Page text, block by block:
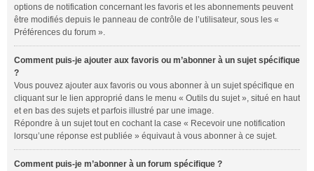
options de notification concernant les favoris et les abonnements peuvent
être modifiés depuis le panneau de contrôle de l’utilisateur, sous les «
Préférences du forum ».
Comment puis-je ajouter aux favoris ou m’abonner à un sujet spécifique
?
Vous pouvez ajouter aux favoris ou vous abonner à un sujet spécifique en
cliquant sur le lien approprié dans le menu « Outils du sujet », situé en haut
et en bas des sujets et parfois illustré par une image.
Répondre à un sujet tout en cochant la case « Recevoir une notification
lorsqu’une réponse est publiée » équivaut à vous abonner à ce sujet.
Comment puis-je m’abonner à un forum spécifique ?